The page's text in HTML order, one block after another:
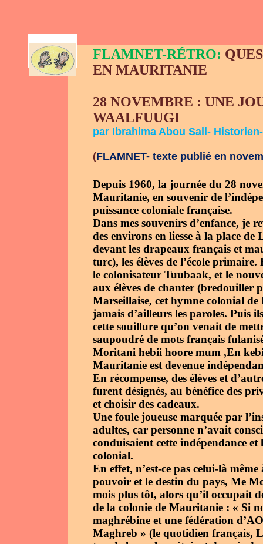
FLAMNET-RÉTRO:
EN MAURITANIE
28 NOVEMBRE : UNE
WAALFUUGI
par Ibrahima Abou Sall-
(FLAMNET- texte publié en
Depuis 1960, la journée du 28
Mauritanie, en souvenir de
puissance coloniale française.
Dans mes souvenirs d’enfance, je
des environs en liesse à la place de
devant les drapeaux français et
turc), les élèves de l’école
le colonisateur Tuubaak, et le
aux élèves de chanter (bredouiller
Marseillaise, cet hymne colonial
jamais d’ailleurs les paroles. Puis
cette souillure qu’on venait de
saupoudré de mots français
Moritani hebii hoore mum ,En
Mauritanie est devenue
En récompense, des élèves et
furent désignés, au bénéfice des
et choisir des cadeaux.
Une foule joueuse marquée par
adultes, car personne n’avait
conduisaient cette indépendance
colonial.
En effet, n’est-ce pas celui-là
pouvoir et le destin du pays, Me
mois plus tôt, alors qu’il occupait
de la colonie de Mauritanie : « Si
maghrébine et une fédération
Maghreb » (le quotidien français,